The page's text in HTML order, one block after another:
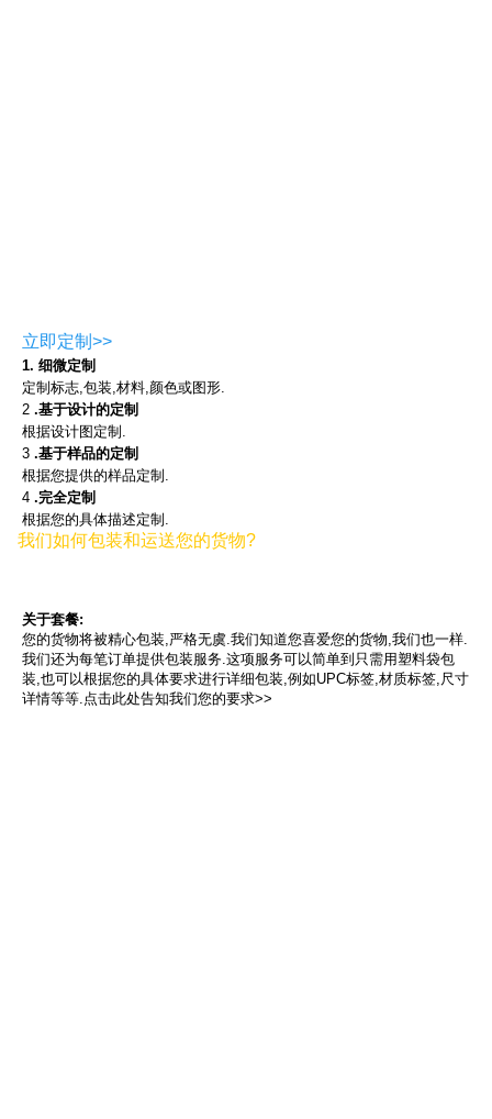
立即定制>>
1. 细微定制
定制标志,包装,材料,颜色或图形.
2 .基于设计的定制
根据设计图定制.
3 .基于样品的定制
根据您提供的样品定制.
4 .完全定制
根据您的具体描述定制.
我们如何包装和运送您的货物?
关于套餐:
您的货物将被精心包装,严格无虞.我们知道您喜爱您的货物,我们也一样.
我们还为每笔订单提供包装服务.这项服务可以简单到只需用塑料袋包
装,也可以根据您的具体要求进行详细包装,例如UPC标签,材质标签,尺寸
详情等等.点击此处告知我们您的要求>>